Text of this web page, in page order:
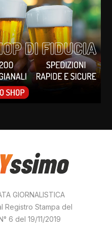
GIORNALISTICA
Registro Stampa del
6 del 19/11/2019